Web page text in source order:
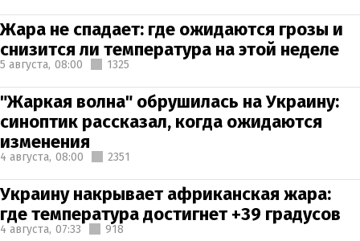
Жара не спадает: где ожидаются грозы и
снизится ли температура на этой неделе
5 августа, 08:00 1325
"Жаркая волна" обрушилась на Украину:
синоптик рассказал, когда ожидаются
изменения
4 августа, 08:00 2351
Украину накрывает африканская жара:
где температура достигнет +39 градусов
4 августа, 07:33 918